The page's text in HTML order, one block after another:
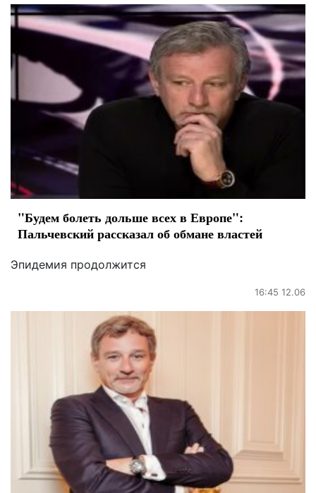
"Будем болеть дольше всех в Европе":
Пальчевский рассказал об обмане властей
Эпидемия продолжится
16:45 12.06